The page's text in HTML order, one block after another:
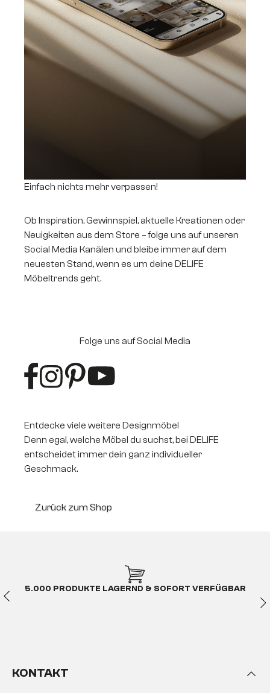
Einfach nichts mehr verpassen!
Ob Inspiration, Gewinnspiel, aktuelle Kreationen oder
Neuigkeiten aus dem Store – folge uns auf unseren
Social Media Kanälen und bleibe immer auf dem
neuesten Stand, wenn es um deine DELIFE
Möbeltrends geht.
Folge uns auf Social Media
Entdecke viele weitere Designmöbel
Denn egal, welche Möbel du suchst, bei DELIFE
entscheidet immer dein ganz individueller
Geschmack.
Zurück zum Shop
5.000 PRODUKTE LAGERND & SOFORT VERFÜGBAR
KONTAKT